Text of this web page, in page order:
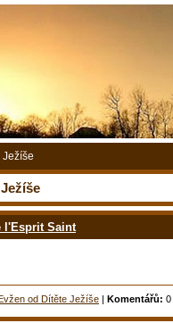
Ježíše
l'Esprit Saint
od Dítěte Ježíše | Komentářů: 0